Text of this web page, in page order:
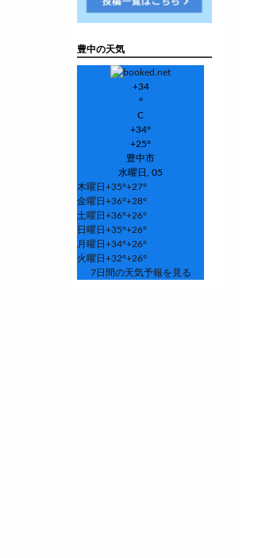
豊中の天気
+34
°
C
+34°
+25°
豊中市
水曜日, 05
木曜日 +35°+27°
金曜日 +36°+28°
土曜日 +36°+26°
日曜日 +35°+26°
月曜日 +34°+26°
火曜日 +32°+26°
7日間の天気予報を見る